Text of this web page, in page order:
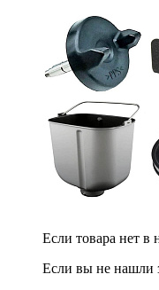
Если товара нет в
Если вы не нашли